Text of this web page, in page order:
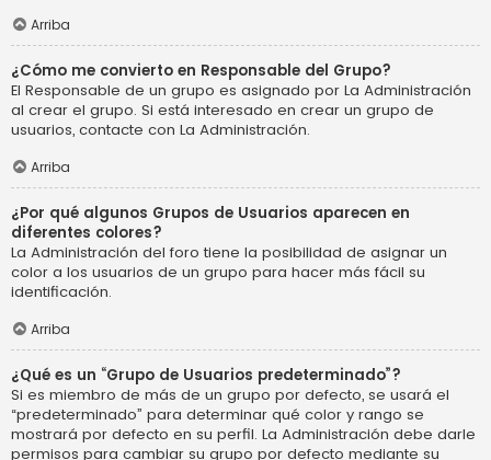
Arriba
¿Cómo me convierto en Responsable del Grupo?
El Responsable de un grupo es asignado por La Administración
al crear el grupo. Si está interesado en crear un grupo de
usuarios, contacte con La Administración.
Arriba
¿Por qué algunos Grupos de Usuarios aparecen en
diferentes colores?
La Administración del foro tiene la posibilidad de asignar un
color a los usuarios de un grupo para hacer más fácil su
identificación.
Arriba
¿Qué es un “Grupo de Usuarios predeterminado”?
Si es miembro de más de un grupo por defecto, se usará el
“predeterminado” para determinar qué color y rango se
mostrará por defecto en su perfil. La Administración debe darle
permisos para cambiar su grupo por defecto mediante su